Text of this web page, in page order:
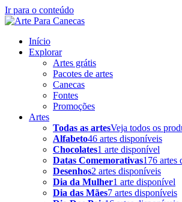
Ir para o conteúdo
Início
Explorar
Artes grátis
Pacotes de artes
Canecas
Fontes
Promoções
Artes
Todas as artesVeja todos os
Alfabeto46 artes disponíveis
Chocolates1 arte disponível
Datas Comemorativas176 artes
Desenhos2 artes disponíveis
Dia da Mulher1 arte disponível
Dia das Mães7 artes disponíveis